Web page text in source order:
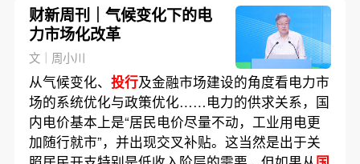
财新周刊｜气候变化下的电
力市场化改革
文｜周小川
从气候变化、 投行及金融市场建设的角度看电力市
场的系统优化与政策优化……电力的供求关系，国
内电价基本上是“居民电价尽量不动，工业用电更
加随行就市”，并出现交叉补贴。这当然是出于关